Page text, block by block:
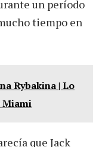
un período
tiempo en
Rybakina | Lo
Miami
que Jack